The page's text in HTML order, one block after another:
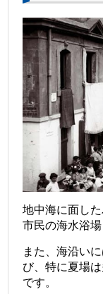
地中海に面し
市民の海水浴
また、海沿い
び、特に夏場
です。